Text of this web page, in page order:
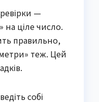
—
на ціле число.
правильно,
теж. Цей
собі